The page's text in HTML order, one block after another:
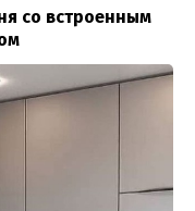
со встроенным